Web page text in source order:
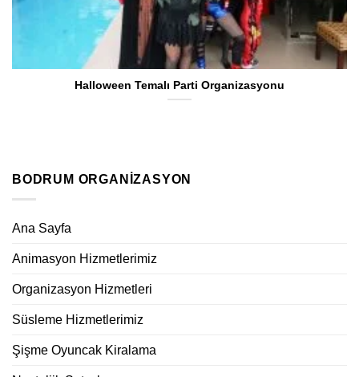
Halloween Temalı Parti Organizasyonu
BODRUM ORGANIZASYON
Ana Sayfa
Animasyon Hizmetlerimiz
Organizasyon Hizmetleri
Süsleme Hizmetlerimiz
Şişme Oyuncak Kiralama